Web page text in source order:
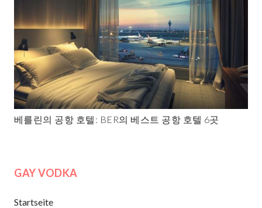
베를린의 공항 호텔: BER의 베스트 공항 호텔 6곳
GAY VODKA
Startseite